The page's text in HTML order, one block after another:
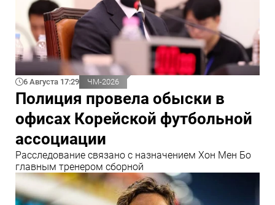
6 Августа 17:29 ЧМ-2026
Полиция провела обыски в
офисах Корейской футбольной
ассоциации
Расследование связано с назначением Хон Мен Бо
главным тренером сборной